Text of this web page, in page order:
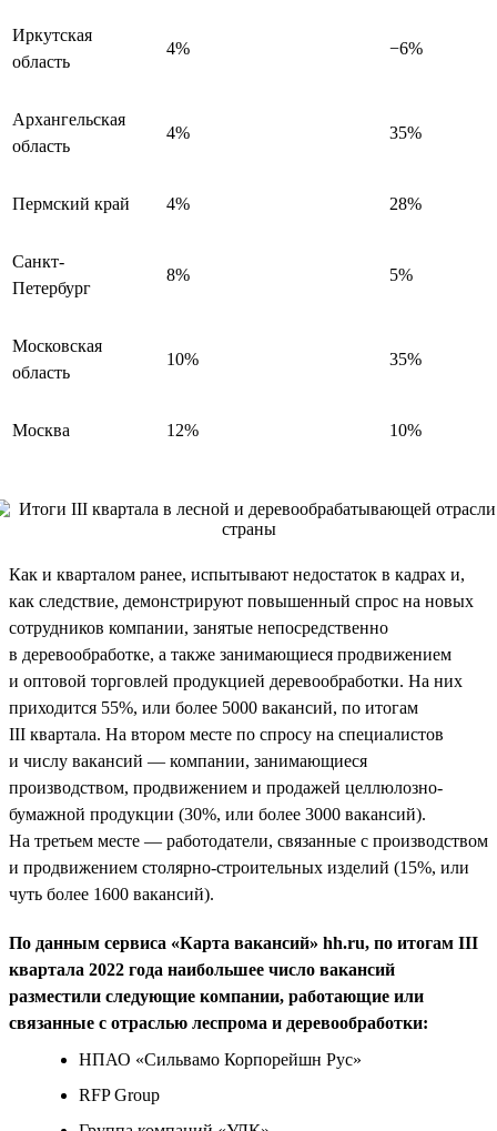
Иркутская
область
4% −6%
Архангельская
область
4% 35%
Пермский край 4% 28%
Санкт-
Петербург
8% 5%
Московская
область
10% 35%
Москва 12% 10%
Как и кварталом ранее, испытывают недостаток в кадрах и,
как следствие, демонстрируют повышенный спрос на новых
сотрудников компании, занятые непосредственно
в деревообработке, а также занимающиеся продвижением
и оптовой торговлей продукцией деревообработки. На них
приходится 55%, или более 5000 вакансий, по итогам
III квартала. На втором месте по спросу на специалистов
и числу вакансий — компании, занимающиеся
производством, продвижением и продажей целлюлозно-
бумажной продукции (30%, или более 3000 вакансий).
На третьем месте — работодатели, связанные с производством
и продвижением столярно-строительных изделий (15%, или
чуть более 1600 вакансий).
По данным сервиса «Карта вакансий» hh.ru, по итогам III
квартала 2022 года наибольшее число вакансий
разместили следующие компании, работающие или
связанные с отраслью леспрома и деревообработки:
НПАО «Сильвамо Корпорейшн Рус»
RFP Group